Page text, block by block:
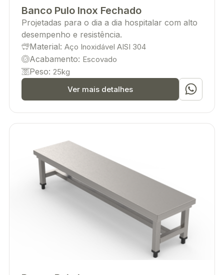
Banco Pulo Inox Fechado
Projetadas para o dia a dia hospitalar com alto
desempenho e resistência.
Material: Aço Inoxidável AISI 304
Acabamento: Escovado
Peso: 25kg
Ver mais detalhes